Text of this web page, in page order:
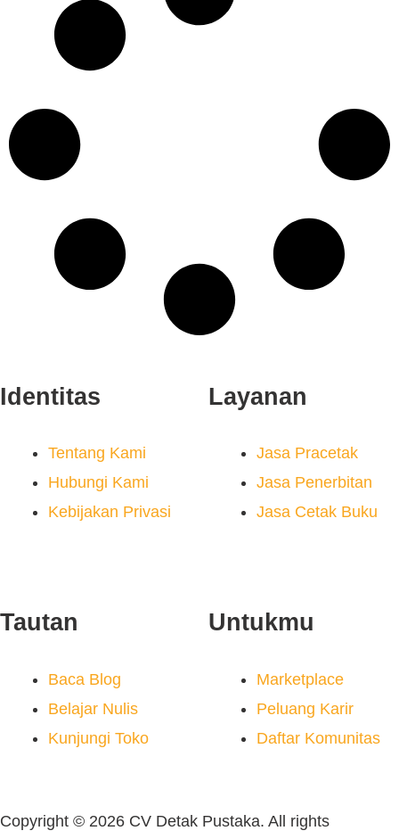
Identitas
Tentang Kami
Hubungi Kami
Kebijakan Privasi
Layanan
Jasa Pracetak
Jasa Penerbitan
Jasa Cetak Buku
Tautan
Baca Blog
Belajar Nulis
Kunjungi Toko
Untukmu
Marketplace
Peluang Karir
Daftar Komunitas
Copyright © 2026 CV Detak Pustaka. All rights